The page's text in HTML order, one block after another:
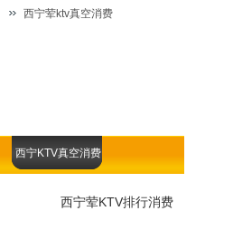
西宁KTV真空消费
西宁荤KTV排行消费
西宁荤ktv真空消费